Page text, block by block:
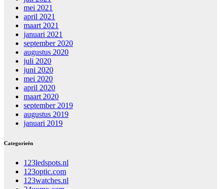
mei 2021
april 2021
maart 2021
januari 2021
september 2020
augustus 2020
juli 2020
juni 2020
mei 2020
april 2020
maart 2020
september 2019
augustus 2019
januari 2019
Categorieën
123ledspots.nl
123optic.com
123watches.nl